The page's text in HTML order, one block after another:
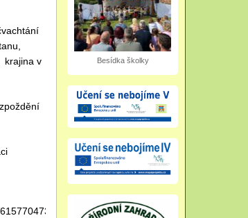
krajina v
Besídka školky